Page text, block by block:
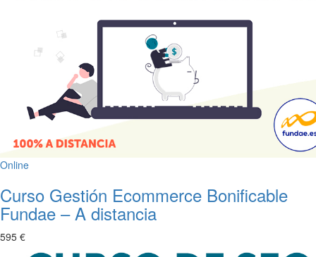
Online
Curso Gestión Ecommerce Bonificable
Fundae – A distancia
595 €